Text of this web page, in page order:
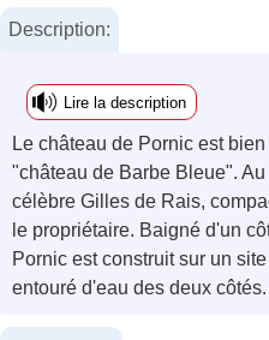
Description:
Lire la description
Le château de Pornic est
"château de Barbe Bleue".
célèbre Gilles de Rais,
le propriétaire. Baigné d'un
Pornic est construit sur un
entouré d'eau des deux côtés.